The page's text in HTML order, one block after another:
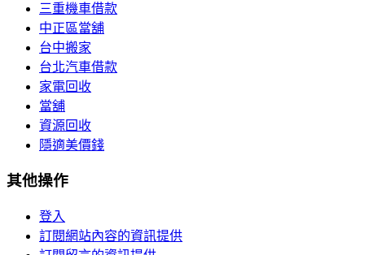
三重機車借款
中正區當舖
台中搬家
台北汽車借款
家電回收
當舖
資源回收
隱適美價錢
其他操作
登入
訂閱網站內容的資訊提供